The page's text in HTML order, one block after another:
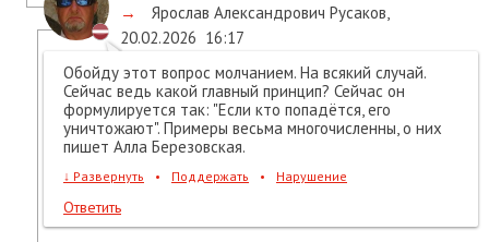
→
Ярослав Александрович Русаков,
20.02.2026 16:17
Обойду этот вопрос молчанием. На всякий случай.
Сейчас ведь какой главный принцип? Сейчас он
формулируется так: "Если кто попадётся, его
уничтожают". Примеры весьма многочисленны, о них
пишет Алла Березовская.
↓ Развернуть • Поддержать • Нарушение
Ответить